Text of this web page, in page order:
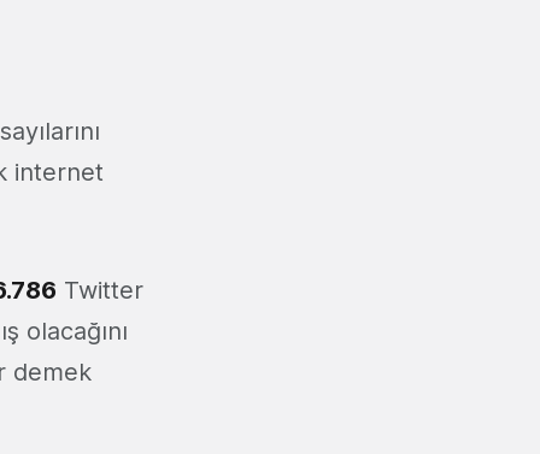
internet
Twitter
olacağını
demek